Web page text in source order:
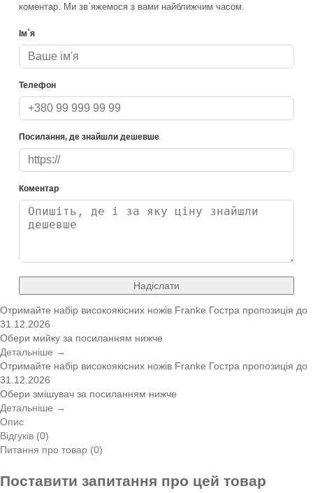
коментар. Ми зв`яжемося з вами найближчим часом.
Ім`я
Телефон
Посилання, де знайшли дешевше
Коментар
Надіслати
Отримайте набір високоякісних ножів Franke Гостра пропозиція до
31.12.2026
Обери мийку за посиланням нижче
Детальніше →
Отримайте набір високоякісних ножів Franke Гостра пропозиція до
31.12.2026
Обери змішувач за посиланням нижче
Детальніше →
Опис
Відгуків (0)
Питання про товар (0)
Поставити запитання про цей товар